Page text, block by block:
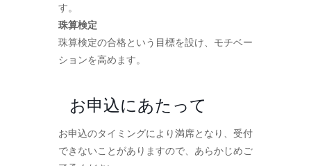
す。
珠算検定
珠算検定の合格という目標を設け、モチベー
ションを高めます。
お申込にあたって
お申込のタイミングにより満席となり、受付
できないことがありますので、あらかじめご